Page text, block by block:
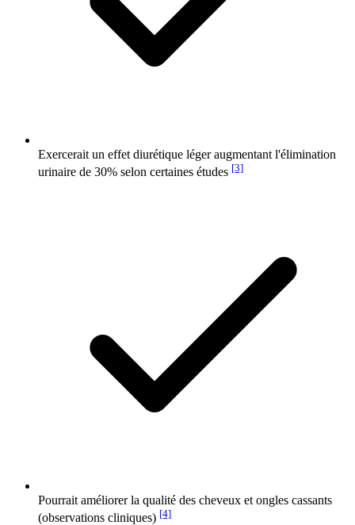
Exercerait un effet diurétique léger augmentant l'élimination
urinaire de 30% selon certaines études [3]
Pourrait améliorer la qualité des cheveux et ongles cassants
(observations cliniques) [4]